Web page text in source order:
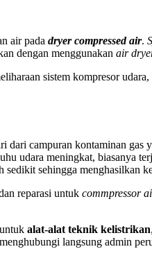
air pada dryer compressed air.
dengan menggunakan air
sistem kompresor
dari campuran kontaminan
udara meningkat, biasanya
sehingga menghasilkan
reparasi untuk commpressor
alat-alat teknik kelistrikan
langsung admin